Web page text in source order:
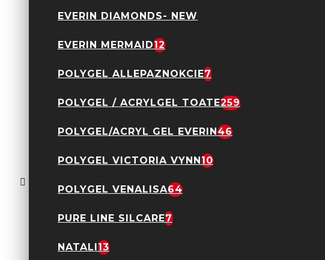
EVERIN DIAMONDS- NEW
EVERIN MERMAID12
POLYGEL ALLEPAZNOKCIE7
POLYGEL / ACRYLGEL TOATE259
POLYGEL/ACRYL GEL EVERIN46
POLYGEL VICTORIA VYNN10
POLYGEL VENALISA64
PURE LINE SILCARE7
NATALI13
39,90 Lei
Tungsten Carbide
39,90 Lei
TransportComenzile peste
300 lei au